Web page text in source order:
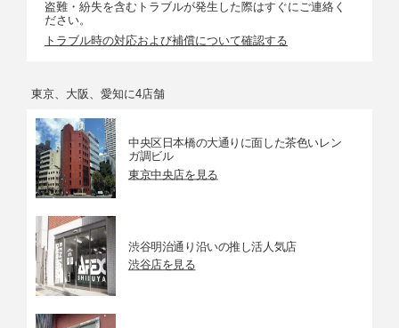
盗難・紛失を含むトラブルが発生した際はすぐにご連絡く
ださい。
トラブル時の対応および補償について確認する
東京、大阪、愛知に4店舗
中央区日本橋の大通りに面した茶色いレン
ガ調ビル
東京中央店を見る
渋谷明治通り沿いの推し活人気店
渋谷店を見る